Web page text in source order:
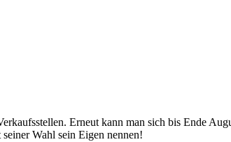
Erneut kann man sich bis Ende
Wahl sein Eigen nennen!